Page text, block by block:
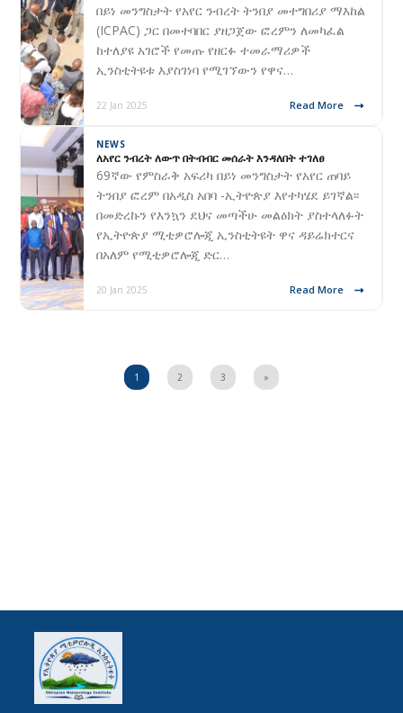
በይነ መንግስታት የአየር ንብረት ትንበያ መተግበሪያ ማእከል
(ICPAC) ጋር በመተባበር ያዘጋጀው ፎረምን ለመካፈል
ከተለያዩ አገሮች የመጡ የዘርፉ ተመራማሪዎች
ኢንስቲትዩቱ እያስገነባ የሚገኘውን የዋና…
22 Jan 2025 Read More
NEWS
ለአየር ንብረት ለውጥ በትብብር መሰራት እንዳለበት ተገለፀ
69ኛው የምስራቅ አፍሪካ በይነ መንግስታት የአየር ጠባይ
ትንበያ ፎረም በአዲስ አበባ -ኢትዮጵያ እየተካሄደ ይገኛል፡፡
በመድረኩን የእንኳን ደህና መጣችሁ መልዕክት ያስተላለፉት
የኢትዮጵያ ሚቲዎሮሎጂ ኢንስቲትዩት ዋና ዳይሬክተርና
በአለም የሚቲዎሮሎጂ ድር…
20 Jan 2025 Read More
1 2 3 »